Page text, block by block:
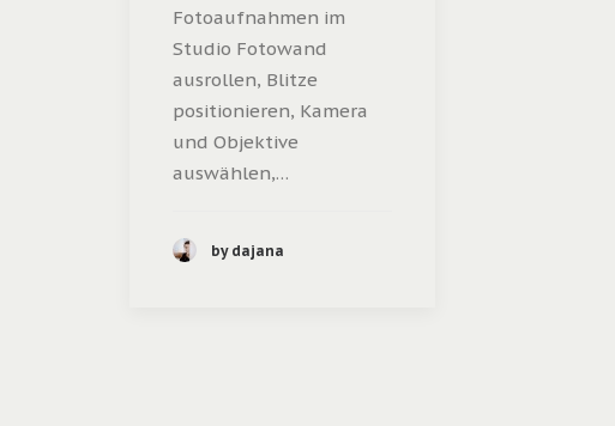
Fotoaufnahmen im
Studio Fotowand
ausrollen, Blitze
positionieren, Kamera
und Objektive
auswählen,…
by dajana